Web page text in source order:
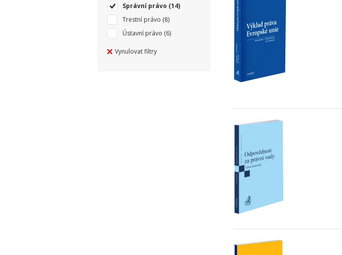
Správní právo (14)
Trestní právo (8)
Ústavní právo (6)
Vynulovat filtry